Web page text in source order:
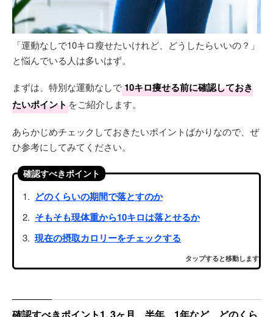
「運動なしで10キロ瘦せたいけれど、どうしたらいいの？」
と悩んでいる人は多いはず。
まずは、特別な運動なしで10キロ痩せる前に確認しておき
たいポイントをご紹介します。
あらかじめチェックしておきたいポイントばかりなので、ぜ
ひ参考にしてみてください。
確認すべきポイント
どのくらいの期間で落とすのか
そもそも現体重から10キロは落とせるか
現在の摂取カロリーをチェックする
タップすると移動します